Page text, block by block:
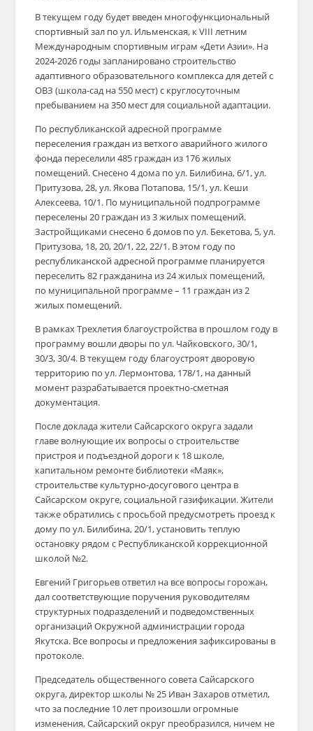
В текущем году будет введен многофункциональный
спортивный зал по ул. Ильменская, к VIII летним
Международным спортивным играм «Дети Азии». На
2024-2026 годы запланировано строительство
адаптивного образовательного комплекса для детей с
ОВЗ (школа-сад на 550 мест) с круглосуточным
пребыванием на 350 мест для социальной адаптации.
По республиканской адресной программе
переселения граждан из ветхого аварийного жилого
фонда переселили 485 граждан из 176 жилых
помещений. Снесено 4 дома по ул. Билибина, 6/1, ул.
Притузова, 28, ул. Якова Потапова, 15/1, ул. Кеши
Алексеева, 10/1. По муниципальной подпрограмме
переселены 20 граждан из 3 жилых помещений.
Застройщиками снесено 6 домов по ул. Бекетова, 5, ул.
Притузова, 18, 20, 20/1, 22, 22/1. В этом году по
республиканской адресной программе планируется
переселить 82 гражданина из 24 жилых помещений,
по муниципальной программе – 11 граждан из 2
жилых помещений.
В рамках Трехлетия благоустройства в прошлом году в
программу вошли дворы по ул. Чайковского, 30/1,
30/3, 30/4. В текущем году благоустроят дворовую
территорию по ул. Лермонтова, 178/1, на данный
момент разрабатывается проектно-сметная
документация.
После доклада жители Сайсарского округа задали
главе волнующие их вопросы о строительстве
пристроя и подъездной дороги к 18 школе,
капитальном ремонте библиотеки «Маяк»,
строительстве культурно-досугового центра в
Сайсарском округе, социальной газификации. Жители
также обратились с просьбой предусмотреть проезд к
дому по ул. Билибина, 20/1, установить теплую
остановку рядом с Республиканской коррекционной
школой №2.
Евгений Григорьев ответил на все вопросы горожан,
дал соответствующие поручения руководителям
структурных подразделений и подведомственных
организаций Окружной администрации города
Якутска. Все вопросы и предложения зафиксированы в
протоколе.
Председатель общественного совета Сайсарского
округа, директор школы № 25 Иван Захаров отметил,
что за последние 10 лет произошли огромные
изменения, Сайсарский округ преобразился, ничем не